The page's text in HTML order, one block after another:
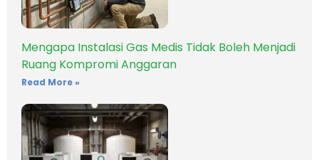
Mengapa Instalasi Gas Medis Tidak Boleh Menjadi
Ruang Kompromi Anggaran
Read More »